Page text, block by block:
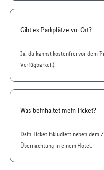
Gibt es Parkplätze vor Ort?
Ja, du kannst kostenfrei vor dem
Verfügbarkeit).
Was beinhaltet mein Ticket?
Dein Ticket inkludiert neben dem
Übernachtung in einem Hotel.